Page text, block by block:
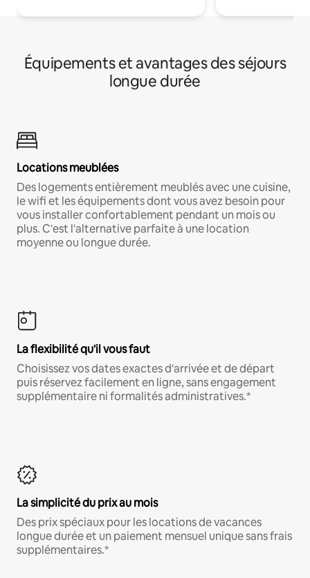
Équipements et avantages des séjours
longue durée
Locations meublées
Des logements entièrement meublés avec une cuisine,
le wifi et les équipements dont vous avez besoin pour
vous installer confortablement pendant un mois ou
plus. C'est l'alternative parfaite à une location
moyenne ou longue durée.
La flexibilité qu'il vous faut
Choisissez vos dates exactes d'arrivée et de départ
puis réservez facilement en ligne, sans engagement
supplémentaire ni formalités administratives.*
La simplicité du prix au mois
Des prix spéciaux pour les locations de vacances
longue durée et un paiement mensuel unique sans frais
supplémentaires.*